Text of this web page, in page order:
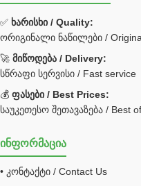
Bobcat ფილტრი
Caterpillar ფილტრი
JCB ფილტრი
ქვაბი გათბობა მილები
შემაერთებელი /
შემაერთებელი BSPP /
✅ ხარისხი / Quality:
ორიგინალი ნაწილები /
🚀 მიწოდება / Delivery:
სწრაფი სერვისი / Fast service
💰 ფასები / Best Prices:
საუკეთესო შეთავაზება / Best
ინფორმაცია
• კონტაქტი / Contact Us